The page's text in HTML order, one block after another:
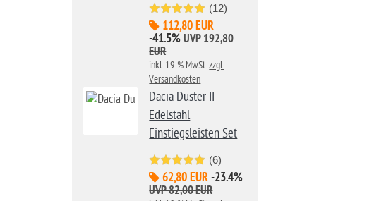
(12)
112,80 EUR
-41.5% UVP 192,80
EUR
inkl. 19 % MwSt.zzgl.
Versandkosten
Dacia Duster II
Edelstahl
Einstiegsleisten Set
(6)
62,80 EUR-23.4%
UVP 82,00 EUR